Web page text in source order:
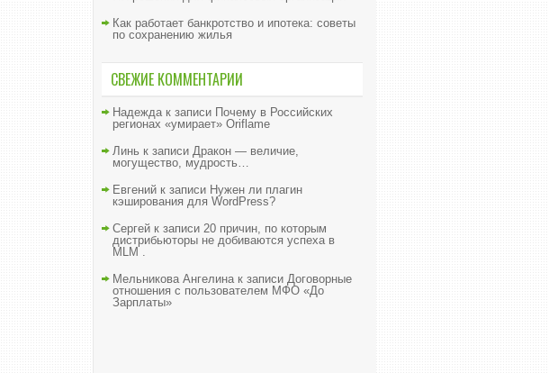
Как работает банкротство и ипотека: советы
по сохранению жилья
СВЕЖИЕ КОММЕНТАРИИ
Надеждак записи Почему в Российских
регионах «умирает» Oriflame
Линь к записи Дракон — величие,
могущество, мудрость…
Евгений к записи Нужен ли плагин
кэширования для WordPress?
Сергей к записи 20 причин, по которым
дистрибьюторы не добиваются успеха в
MLM .
Мельникова Ангелинак записи Договорные
отношения с пользователем МФО «До
Зарплаты»